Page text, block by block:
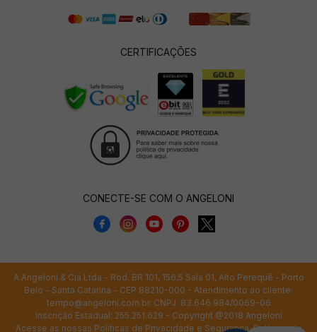
CERTIFICAÇÕES
CONECTE-SE COM O ANGELONI
A.Angeloni & Cia Ltda - Rod. BR 101, 156,5 Sala 01, Alto Perequê - Porto
Belo - Santa Catarina - CEP 88210-000 - Atendimento ao cliente:
tempo@angeloni.com.br. CNPJ: 83.646.984/0069-06
Inscrição Estadual: 255.251.629 - Copyright @2018 Angeloni
Acesse as nossas Políticas de Privacidade e Segurança,Políticas de